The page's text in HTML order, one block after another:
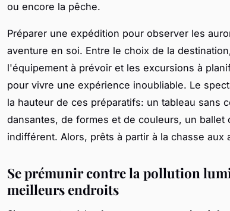
ou encore la pêche.
Préparer une expédition pour observer les
aventure en soi. Entre le choix de la
l'équipement à prévoir et les excursions à
pour vivre une expérience inoubliable. Le
la hauteur de ces préparatifs: un tableau sans
dansantes, de formes et de couleurs, un
indifférent. Alors, prêts à partir à la chasse aux
Se prémunir contre la pollution
meilleurs endroits